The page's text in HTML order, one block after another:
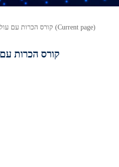
קורס הכרות עם עולם הקוונטום- למורים (Current page)
קורס הכרות